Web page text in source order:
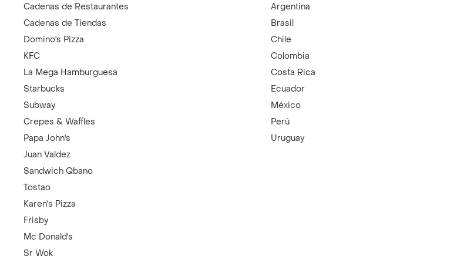
Cadenas de Restaurantes
Cadenas de Tiendas
Domino's Pizza
KFC
La Mega Hamburguesa
Starbucks
Subway
Crepes & Waffles
Papa John's
Juan Valdez
Sandwich Qbano
Tostao
Karen's Pizza
Frisby
Mc Donald's
Sr Wok
Argentina
Brasil
Chile
Colombia
Costa Rica
Ecuador
México
Perú
Uruguay